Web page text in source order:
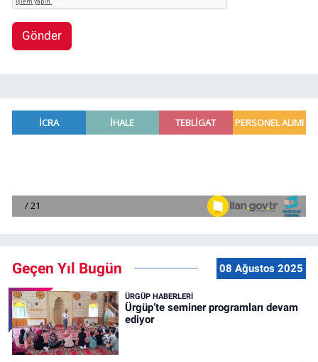
Gönder
Geçen Yıl Bugün 08 Ağustos 2025
ÜRGÜP HABERLERI
Ürgüp’te seminer programları devam
ediyor